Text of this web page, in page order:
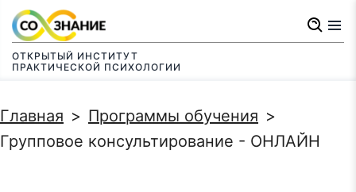
Перейти
основному
ОТКРЫТЫЙ ИНСТИТУТ
ПРАКТИЧЕСКОЙ ПСИХОЛОГИИ
Строка
навигации
Главная
Программы обучения
Групповое консультирование - ОНЛАЙН